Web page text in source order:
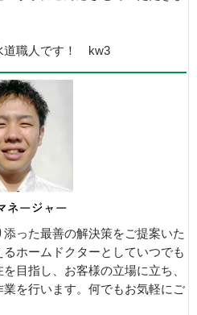
道職人です！ kw3
った最善の解決策をご提案いた
ホームドクターとしていつでも
目指し、お客様の立場に立ち、
を行います。何でもお気軽にご